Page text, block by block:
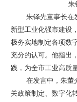
朱
朱铎先董事长在发
新型工业化强市建设
极务实地制定各项数
充分的认可。他指出
践，为全市工业高质
在发言中，朱董介
关政策制定、数字化